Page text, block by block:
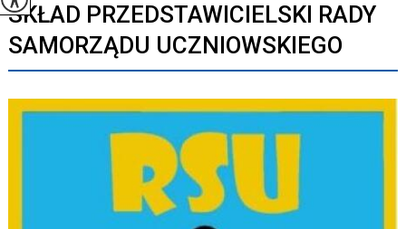
SKŁAD PRZEDSTAWICIELSKI RADY
SAMORZĄDU UCZNIOWSKIEGO